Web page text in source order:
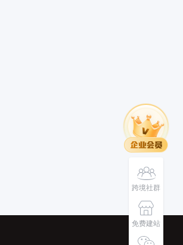
跨境社群
免费建站